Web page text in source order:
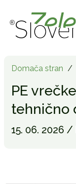
Domača stran /
PE
tehnično
15. 06. 2026 /